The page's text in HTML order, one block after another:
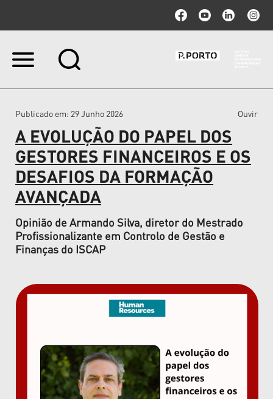
Ir
Ir
navegação
Publicado em: 29 Junho 2026 Ouvir
A EVOLUÇÃO DO PAPEL DOS
GESTORES FINANCEIROS E OS
DESAFIOS DA FORMAÇÃO
AVANÇADA
Opinião de Armando Silva, diretor do Mestrado
Profissionalizante em Controlo de Gestão e
Finanças do ISCAP